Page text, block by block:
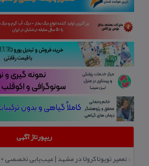
ریپورتاژ آگهی
:: تعمیر تویوتا كرولا در مشهد | عیب‌یابی تخصصی